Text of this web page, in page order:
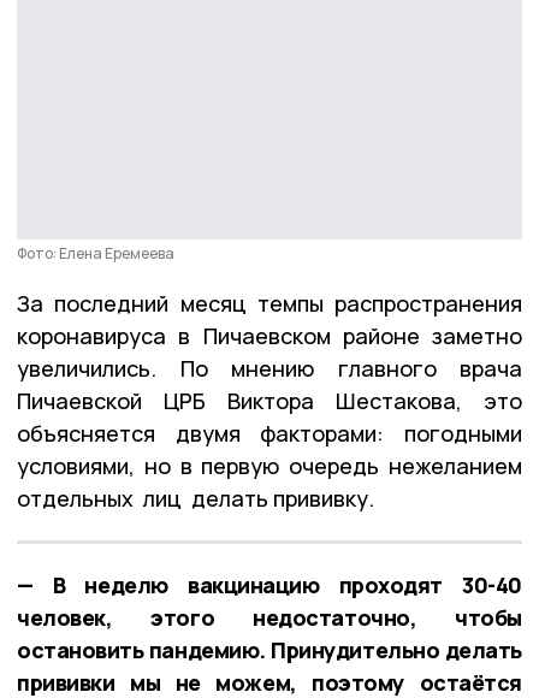
Фото: Елена Еремеева
За последний месяц темпы распространения
коронавируса в Пичаевском районе заметно
увеличились. По мнению главного врача
Пичаевской ЦРБ Виктора Шестакова, это
объясняется двумя факторами: погодными
условиями, но в первую очередь нежеланием
отдельных лиц делать прививку.
— В неделю вакцинацию проходят 30-40
человек, этого недостаточно, чтобы
остановить пандемию. Принудительно делать
прививки мы не можем, поэтому остаётся